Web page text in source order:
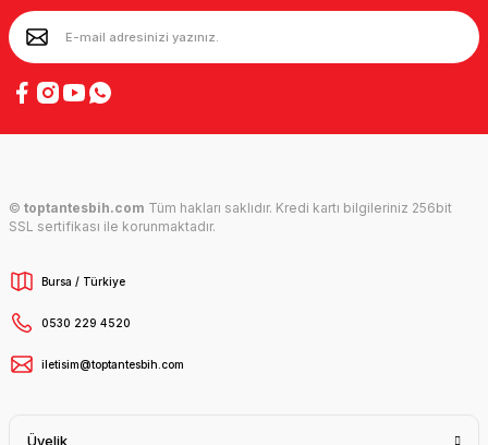
© toptantesbih.com Tüm hakları saklıdır. Kredi kartı bilgileriniz 256bit
SSL sertifikası ile korunmaktadır.
Bursa / Türkiye
0530 229 4520
iletisim@toptantesbih.com
Üyelik